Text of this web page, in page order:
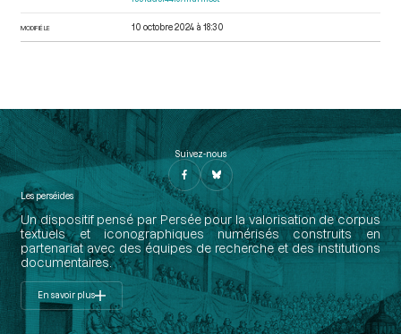
MODIFIÉ LE 10 octobre 2024 à 18:30
Suivez-nous
Les perséides
Un dispositif pensé par Persée pour la valorisation de corpus
textuels et iconographiques numérisés construits en
partenariat avec des équipes de recherche et des institutions
documentaires.
En savoir plus